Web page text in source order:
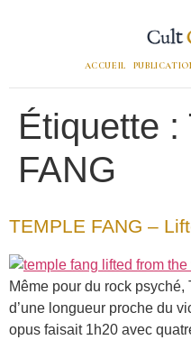
ACCUEIL
Étiquette :
FANG
TEMPLE FANG –
Même pour du rock
d’une longueur proche du
opus faisait 1h20 avec